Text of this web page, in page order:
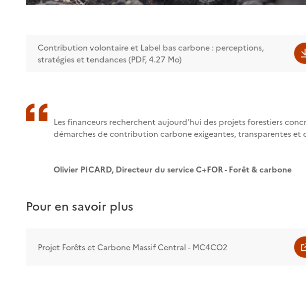
Contribution volontaire et Label bas carbone : perceptions,
stratégies et tendances (PDF, 4.27 Mo)
Les financeurs recherchent aujourd’hui des projets forestiers
démarches de contribution carbone exigeantes, transparentes
Olivier PICARD, Directeur du service C+FOR - Forêt & carbone
Pour en savoir plus
Projet Forêts et Carbone Massif Central - MC4CO2